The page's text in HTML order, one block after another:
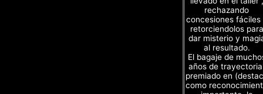
rechazando
concesiones fáciles
retorciendolos para
dar misterio y
al resultado.
El bagaje de
años de
premiado en
como